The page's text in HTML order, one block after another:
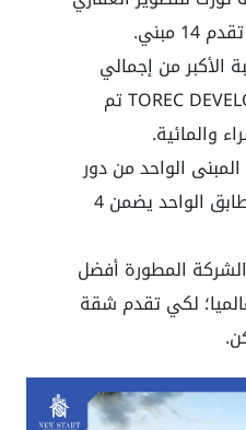
الأكبر من إجمالي
مساحة مشروع TOREC DEVELOPMENTS تم
والمائية.
الواحد من دور
أرضي + 7 أدوار علوية، والطابق الواحد يضمن 4
المطورة أفضل
لكي تقدم شقة